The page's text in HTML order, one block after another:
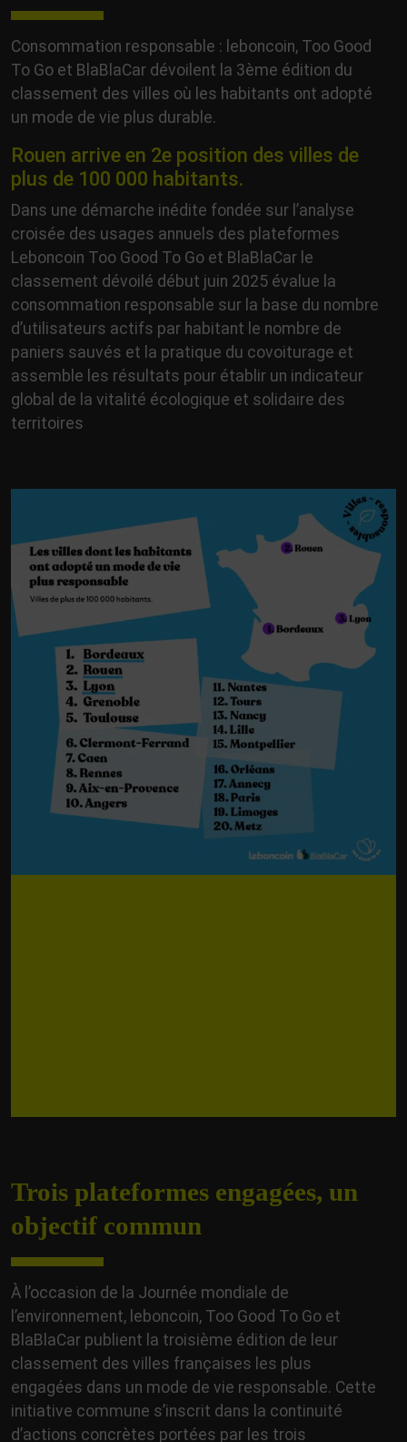
Consommation responsable : leboncoin, Too Good
To Go et BlaBlaCar dévoilent la 3ème édition du
classement des villes où les habitants ont adopté
un mode de vie plus durable.
Rouen arrive en 2e position des villes de
plus de 100 000 habitants.
Dans une démarche inédite fondée sur l’analyse
croisée des usages annuels des plateformes
Leboncoin Too Good To Go et BlaBlaCar le
classement dévoilé début juin 2025 évalue la
consommation responsable sur la base du nombre
d’utilisateurs actifs par habitant le nombre de
paniers sauvés et la pratique du covoiturage et
assemble les résultats pour établir un indicateur
global de la vitalité écologique et solidaire des
territoires
Trois plateformes engagées, un
objectif commun
À l’occasion de la Journée mondiale de
l’environnement, leboncoin, Too Good To Go et
BlaBlaCar publient la troisième édition de leur
classement des villes françaises les plus
engagées dans un mode de vie responsable. Cette
initiative commune s’inscrit dans la continuité
d’actions concrètes portées par les trois